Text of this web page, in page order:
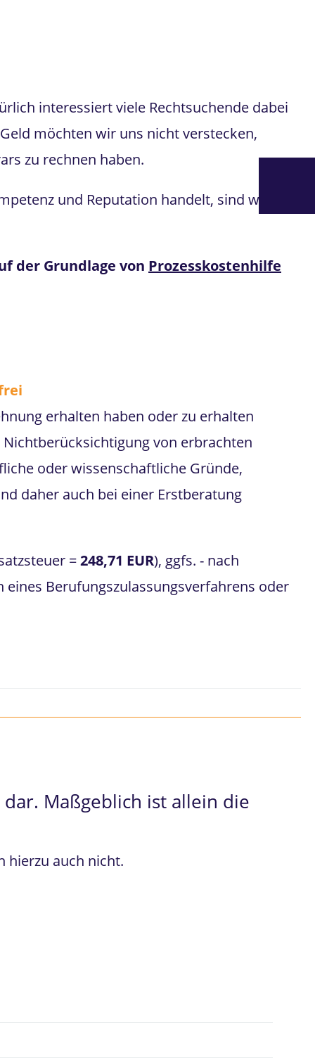
interessiert viele Rechtsuchende dabei
möchten wir uns nicht verstecken,
zu rechnen haben.
und Reputation handelt, sind wir
der Grundlage von Prozesskostenhilfe
erhalten haben oder zu erhalten
von erbrachten
oder wissenschaftliche Gründe,
daher auch bei einer Erstberatung
=248,71 EUR), ggfs. - nach
Berufungszulassungsverfahrens oder
Maßgeblich ist allein die
hierzu auch nicht.